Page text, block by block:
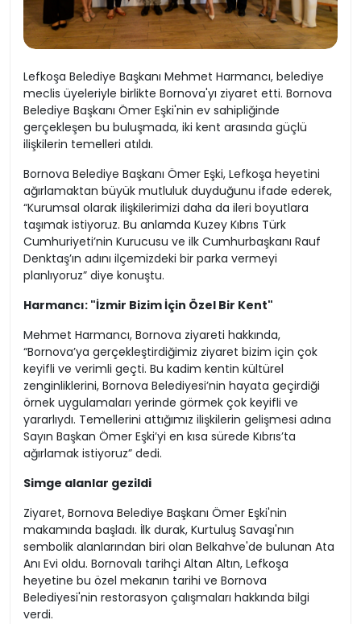
Lefkoşa Belediye Başkanı Mehmet Harmancı, belediye
meclis üyeleriyle birlikte Bornova'yı ziyaret etti. Bornova
Belediye Başkanı Ömer Eşki'nin ev sahipliğinde
gerçekleşen bu buluşmada, iki kent arasında güçlü
ilişkilerin temelleri atıldı.
Bornova Belediye Başkanı Ömer Eşki, Lefkoşa heyetini
ağırlamaktan büyük mutluluk duyduğunu ifade ederek,
“Kurumsal olarak ilişkilerimizi daha da ileri boyutlara
taşımak istiyoruz. Bu anlamda Kuzey Kıbrıs Türk
Cumhuriyeti’nin Kurucusu ve ilk Cumhurbaşkanı Rauf
Denktaş’ın adını ilçemizdeki bir parka vermeyi
planlıyoruz” diye konuştu.
Harmancı: "İzmir Bizim İçin Özel Bir Kent"
Mehmet Harmancı, Bornova ziyareti hakkında,
“Bornova’ya gerçekleştirdiğimiz ziyaret bizim için çok
keyifli ve verimli geçti. Bu kadim kentin kültürel
zenginliklerini, Bornova Belediyesi’nin hayata geçirdiği
örnek uygulamaları yerinde görmek çok keyifli ve
yararlıydı. Temellerini attığımız ilişkilerin gelişmesi adına
Sayın Başkan Ömer Eşki’yi en kısa sürede Kıbrıs’ta
ağırlamak istiyoruz” dedi.
Simge alanlar gezildi
Ziyaret, Bornova Belediye Başkanı Ömer Eşki'nin
makamında başladı. İlk durak, Kurtuluş Savaşı'nın
sembolik alanlarından biri olan Belkahve'de bulunan Ata
Anı Evi oldu. Bornovalı tarihçi Altan Altın, Lefkoşa
heyetine bu özel mekanın tarihi ve Bornova
Belediyesi'nin restorasyon çalışmaları hakkında bilgi
verdi.